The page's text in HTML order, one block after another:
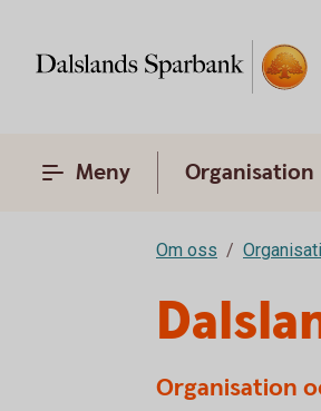
Meny Organisation
Om oss
Organisation